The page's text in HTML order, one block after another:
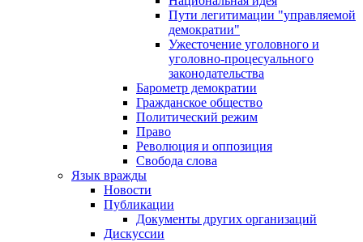
Пути легитимации "управляемой
демократии"
Ужесточение уголовного и
уголовно-процесуального
законодательства
Барометр демократии
Гражданское общество
Политический режим
Право
Революция и оппозиция
Свобода слова
Язык вражды
Новости
Публикации
Документы других организаций
Дискуссии